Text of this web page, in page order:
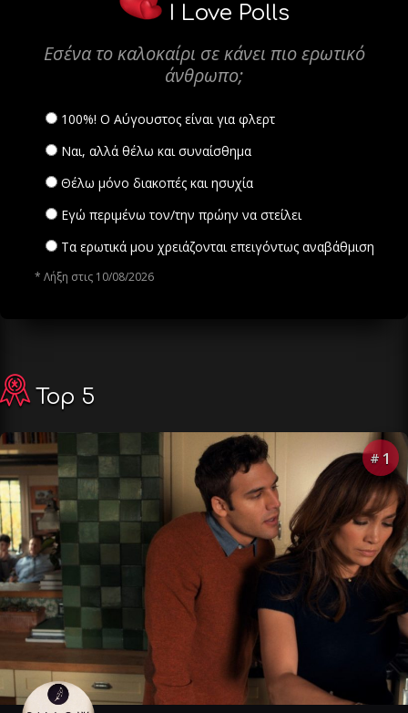
I Love Polls
Εσένα το καλοκαίρι σε κάνει πιο ερωτικό
άνθρωπο;
100%! Ο Αύγουστος είναι για φλερτ
Ναι, αλλά θέλω και συναίσθημα
Θέλω μόνο διακοπές και ησυχία
Εγώ περιμένω τον/την πρώην να στείλει
Τα ερωτικά μου χρειάζονται επειγόντως αναβάθμιση
* Λήξη στις 10/08/2026
Top 5
# 1